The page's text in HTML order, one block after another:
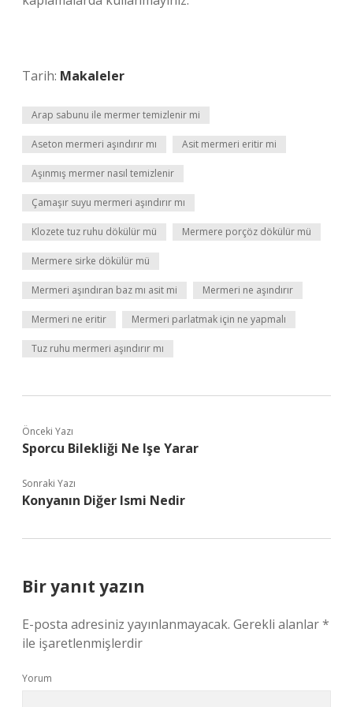
Tarih: Makaleler
Arap sabunu ile mermer temizlenir mi
Aseton mermeri aşındırır mı Asit mermeri eritir mi
Aşınmış mermer nasıl temizlenir
Çamaşır suyu mermeri aşındırır mı
Klozete tuz ruhu dökülür mü Mermere porçöz dökülür mü
Mermere sirke dökülür mü
Mermeri aşındıran baz mı asit mi Mermeri ne aşındırır
Mermeri ne eritir Mermeri parlatmak için ne yapmalı
Tuz ruhu mermeri aşındırır mı
Önceki Yazı
Sporcu Bilekliği Ne Işe Yarar
Sonraki Yazı
Konyanın Diğer Ismi Nedir
Bir yanıt yazın
E-posta adresiniz yayınlanmayacak. Gerekli alanlar*
ile işaretlenmişlerdir
Yorum